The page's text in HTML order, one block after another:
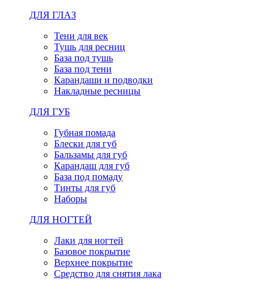
ДЛЯ ГЛАЗ
Тени для век
Тушь для ресниц
База под тушь
База под тени
Карандаши и подводки
Накладные ресницы
ДЛЯ ГУБ
Губная помада
Блески для губ
Бальзамы для губ
Карандаш для губ
База под помаду
Тинты для губ
Наборы
ДЛЯ НОГТЕЙ
Лаки для ногтей
Базовое покрытие
Верхнее покрытие
Средство для снятия лака